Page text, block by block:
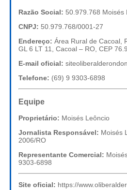
Razão Social: 50.979.768 Moisés
CNPJ: 50.979.768/0001-27
Endereço: Área Rural de Cacoal,
GL 6 LT 11, Cacoal – RO, CEP
E-mail oficial:
Telefone: (69) 9 9303-6898
Equipe
Proprietário: Moisés Leôncio
Jornalista Responsável: Moisés
2006/RO
Representante Comercial:
9303-6898
Site oficial: https://